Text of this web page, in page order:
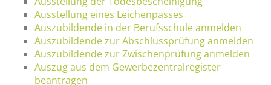
Ausstellung eines Leichenpasses
Auszubildende in der Berufsschule anmelden
Auszubildende zur Abschlussprüfung anmelden
Auszubildende zur Zwischenprüfung anmelden
Auszug aus dem Gewerbezentralregister
beantragen